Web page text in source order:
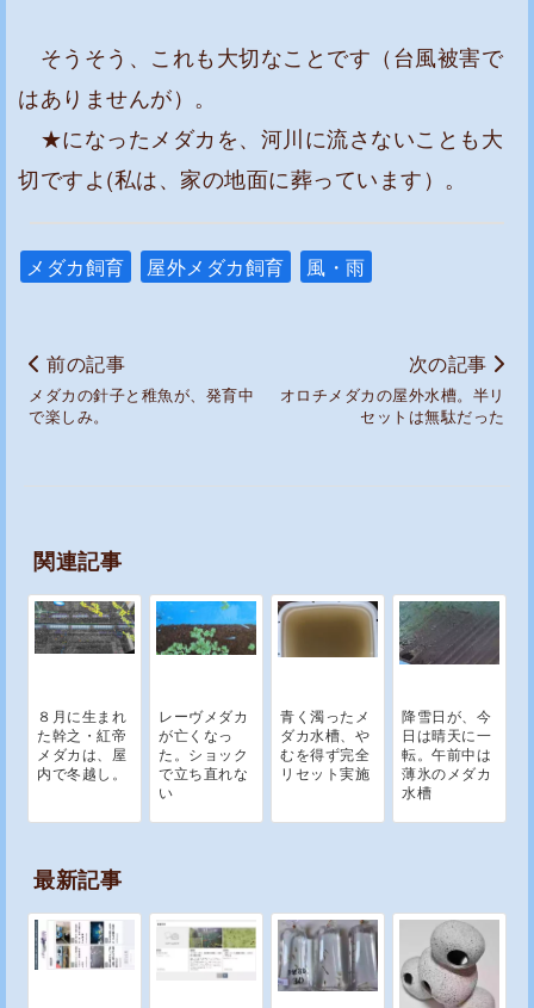
そうそう、これも大切なことです（台風被害で
はありませんが）。
★になったメダカを、河川に流さないことも大
切ですよ(私は、家の地面に葬っています）。
メダカ飼育 屋外メダカ飼育 風・雨
前の記事
メダカの針子と稚魚が、発育中
で楽しみ。
次の記事
オロチメダカの屋外水槽。半リ
セットは無駄だった
関連記事
８月に生まれ
た幹之・紅帝
メダカは、屋
内で冬越し。
レーヴメダカ
が亡くなっ
た。ショック
で立ち直れな
い
青く濁ったメ
ダカ水槽、や
むを得ず完全
リセット実施
降雪日が、今
日は晴天に一
転。午前中は
薄氷のメダカ
水槽
最新記事